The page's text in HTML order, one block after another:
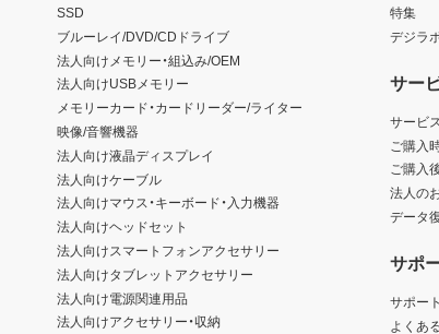
SSD
ブルーレイ/DVD/CDドライブ
法人向けメモリー・組込み/OEM
法人向けUSBメモリー
メモリーカード・カードリーダー/ライター
映像/音響機器
法人向け液晶ディスプレイ
法人向けケーブル
法人向けマウス・キーボード・入力機器
法人向けヘッドセット
法人向けスマートフォンアクセサリー
法人向けタブレットアクセサリー
法人向け電源関連用品
法人向けアクセサリー・収納
特集
デジラ
サー
サービ
ご購入
ご購入
法人の
データ
サポ
サポー
よくあ